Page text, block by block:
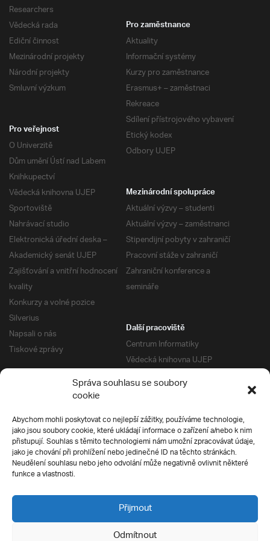
Správa souhlasu se soubory
cookie
Abychom mohli poskytovat co nejlepší zážitky, používáme technologie,
jako jsou soubory cookie, které ukládají informace o zařízení a/nebo k nim
přistupují. Souhlas s těmito technologiemi nám umožní zpracovávat údaje,
jako je chování při prohlížení nebo jedinečné ID na těchto stránkách.
Neudělení souhlasu nebo jeho odvolání může negativně ovlivnit některé
funkce a vlastnosti.
Přijmout
Odmítnout
Researchers
Vědecká rada
Ediční činnost
Mezinárodní projekty
Národní projekty
Smluvní výzkum
Pro zaměstnance
Aktuality
Informační systémy
Kurzy pro zaměstnance
Erasmus+ – zaměstnaci
Rekreace
Sdílení přístrojového vybavení
Etický kodex
Odbory UJEP
Pro veřejnost
O Univerzitě
Dům umění Ústí nad Labem
Knihkupectví
Vědecká knihovna UJEP
Sportoviště
Nahrávací studio
Elektronická úřední deska –
Akademický senát UJEP
Zajišťování a vnitřní hodnocení
kvality
Konkurzy a volné pozice
Silverius
Napsali o nás
Tiskové zprávy
Mezinárodní spolupráce
Aktuální výzvy – studenti
Aktuální výzvy – zaměstnanci
Stipendijní pobyty v zahraničí
Pracovní stáže v zahraničí
Zahraniční konference a
semináře
Další pracoviště
Centrum Informatiky
Vědecká knihovna UJEP
Správa kolejí a menz
Univerzitní centrum podpory
Silverius
Pro uchazeče
Přijímací řízení
E-prihlaska
Přípravné kurzy
Ochrana soukromí